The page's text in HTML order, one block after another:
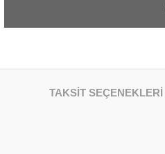
TAKSİT SEÇENEKLERİ